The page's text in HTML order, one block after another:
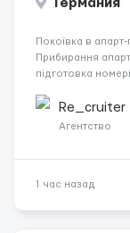
Германия
Покоївка в
Прибирання
підготовка
близько 2000 €
Re_cruiter
Агентство
1 час назад